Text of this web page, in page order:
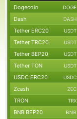
Dogecoin DOGE
Dash DASH
Tether ERC20 USDT
Tether TRC20 USDT
Tether BEP20 USDT
Tether TON USDT
USDC ERC20 USDC
Zcash ZEC
TRON TRX
BNB BEP20 BNB